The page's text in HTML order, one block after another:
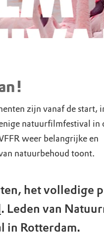
zijn vanaf de start,
natuurfilmfestival in
weer belangrijke en
natuurbehoud toont.
het volledige
. Leden van
in Rotterdam.